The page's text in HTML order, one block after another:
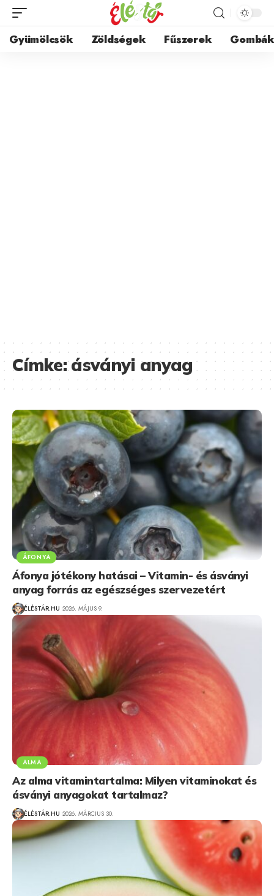
Gyümölcsök Zöldségek Fűszerek Gombák
Címke:ásványi anyag
ÁFONYA
Áfonya jótékony hatásai – Vitamin- és ásványi
anyag forrás az egészséges szervezetért
ÉLÉSTÁR.HU 2026. MÁJUS 9.
ALMA
Az alma vitamintartalma: Milyen vitaminokat és
ásványi anyagokat tartalmaz?
ÉLÉSTÁR.HU 2026. MÁRCIUS 30.